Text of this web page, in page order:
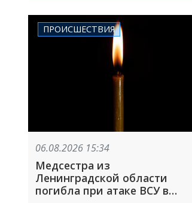
ПРОИСШЕСТВИЯ
06.08.2026 15:34
Медсестра из
Ленинградской области
погибла при атаке ВСУ в